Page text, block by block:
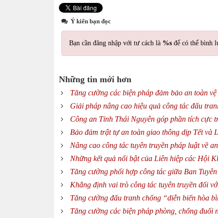
Ý kiến bạn đọc
Bạn cần đăng nhập với tư cách là %s để có thể bình
Những tin mới hơn
Tăng cường các biện pháp đảm bảo an toàn
Giải pháp nâng cao hiệu quả công tác đấu
Công an Tỉnh Thái Nguyên góp phần tích cực
Bảo đảm trật tự an toàn giao thông dịp Tết và
Nâng cao công tác tuyên truyền pháp luật về
Những kết quả nổi bật của Liên hiệp các Hội
Tăng cường phối hợp công tác giữa Ban
Khẳng định vai trò công tác tuyên truyền đối
Tăng cường đấu tranh chống “diễn biến hòa
Tăng cường các biện pháp phòng, chống đuối